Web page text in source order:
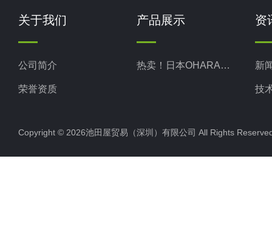
关于我们
公司简介
荣誉资质
产品展示
热卖！日本OHARA小原株式
资
新
技
Copyright © 2026池田屋贸易（深圳）有限公司 All Rights